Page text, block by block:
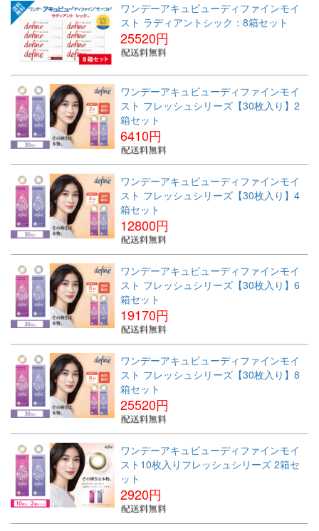
ワンデーアキュビューディファインモイ
スト ラディアントシック：8箱セット
25520円
ワンデーアキュビューディファインモイ
スト フレッシュシリーズ【30枚入り】2
箱セット
6410円
ワンデーアキュビューディファインモイ
スト フレッシュシリーズ【30枚入り】4
箱セット
12800円
ワンデーアキュビューディファインモイ
スト フレッシュシリーズ【30枚入り】6
箱セット
19170円
ワンデーアキュビューディファインモイ
スト フレッシュシリーズ【30枚入り】8
箱セット
25520円
ワンデーアキュビューディファインモイ
スト10枚入りフレッシュシリーズ 2箱セ
ット
2920円